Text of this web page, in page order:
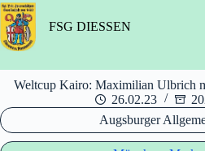
Zum
Inhalt
springen
FSG DIESSEN
Weltcup Kairo: Maximilian Ulbrich
26.02.23
Augsburger